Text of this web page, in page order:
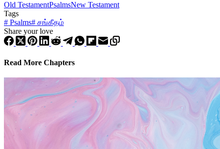
Old TestamentPsalmsNew Testament
Tags
# Psalms# சங்கீதம்
Share your love
Read More Chapters